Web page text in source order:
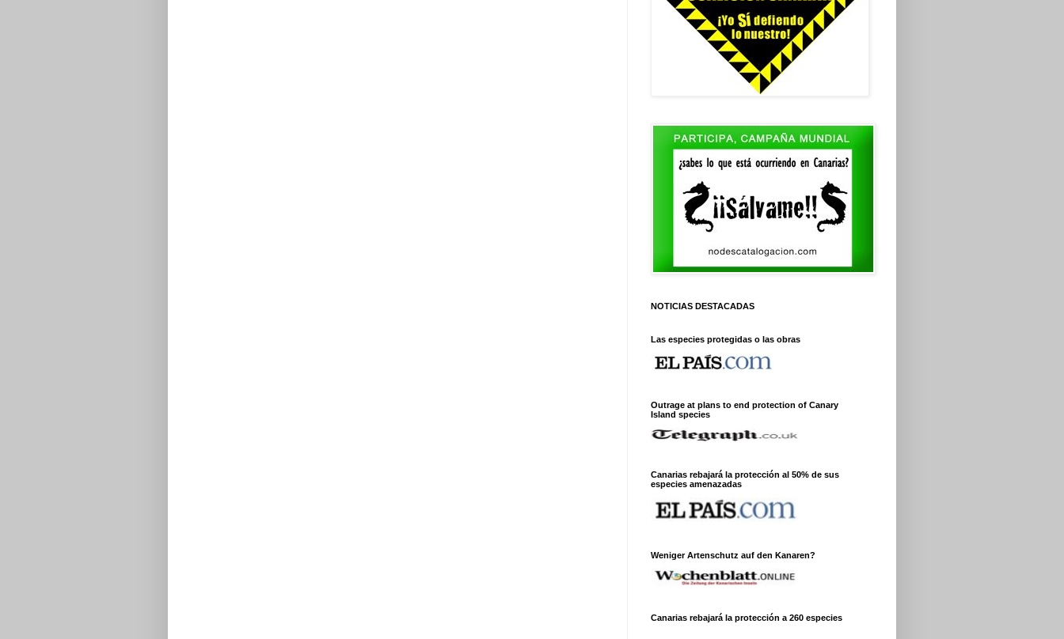
NOTICIAS DESTACADAS
Las especies protegidas o las obras
Outrage at plans to end protection of Canary
Island species
Canarias rebajará la protección al 50% de sus
especies amenazadas
Weniger Artenschutz auf den Kanaren?
Canarias rebajará la protección a 260 especies